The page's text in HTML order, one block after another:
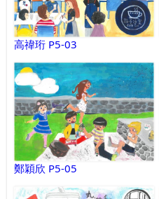
高禕珩 P5-03
鄭穎欣 P5-05